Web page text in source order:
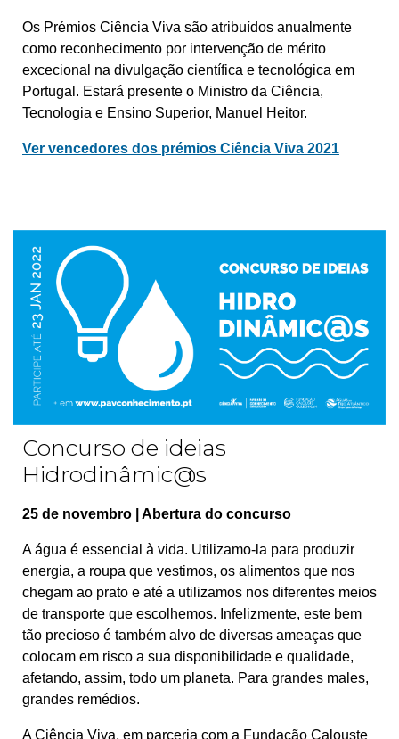
Os Prémios Ciência Viva são atribuídos anualmente
como reconhecimento por intervenção de mérito
excecional na divulgação científica e tecnológica em
Portugal. Estará presente o Ministro da Ciência,
Tecnologia e Ensino Superior, Manuel Heitor.
Ver vencedores dos prémios Ciência Viva 2021
Concurso de ideias
Hidrodinâmic@s
25 de novembro | Abertura do concurso
A água é essencial à vida. Utilizamo-la para produzir
energia, a roupa que vestimos, os alimentos que nos
chegam ao prato e até a utilizamos nos diferentes meios
de transporte que escolhemos. Infelizmente, este bem
tão precioso é também alvo de diversas ameaças que
colocam em risco a sua disponibilidade e qualidade,
afetando, assim, todo um planeta. Para grandes males,
grandes remédios.
A Ciência Viva, em parceria com a Fundação Calouste